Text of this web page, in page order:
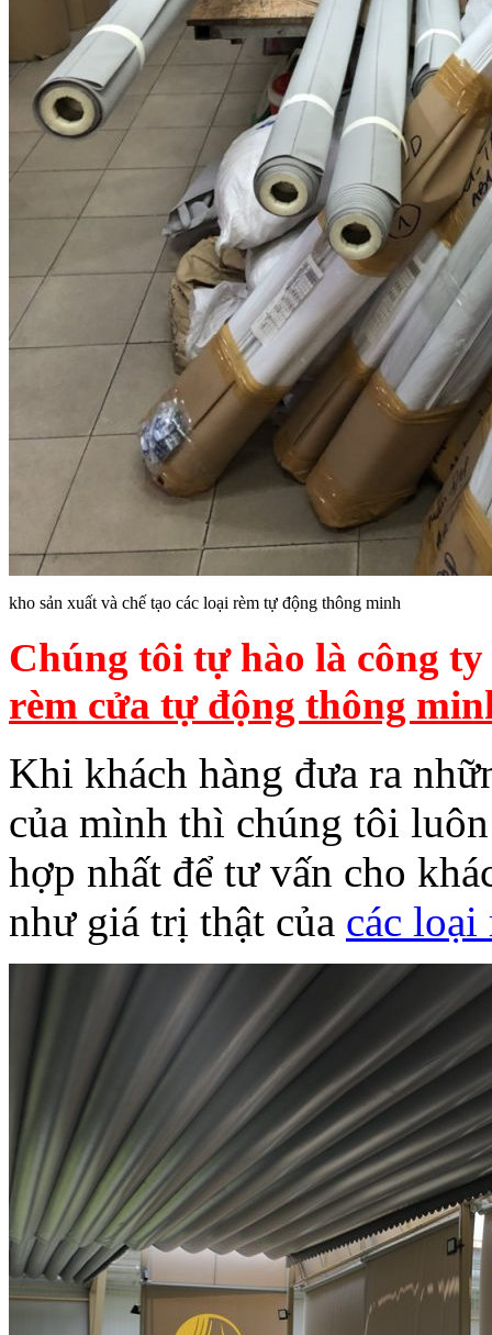
kho sản xuất và chế tạo các loại rèm tự động thông minh
Chúng tôi tự hào là công
rèm cửa tự động thông
Khi khách hàng đưa ra
của mình thì chúng tôi
hợp nhất để tư vấn cho
như giá trị thật của các